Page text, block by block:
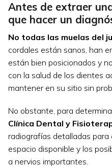
Antes de extraer
que hacer un
No todas las muelas del
cordales están sanos, han
están bien posicionados y
con la salud de los dientes
mantener en su sitio sin
No obstante, para
Clínica Dental y
radiografías detalladas para
espacio disponible y los
a nervios importantes.